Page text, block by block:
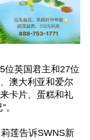
位英国君主和27位
澳大利亚和爱尔
卡片、蛋糕和礼
莉莲告诉SWNS新